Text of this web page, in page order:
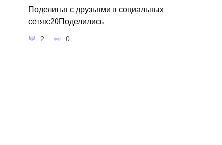
Поделитья с друзьями в социальных
сетях:20Поделились
2 0